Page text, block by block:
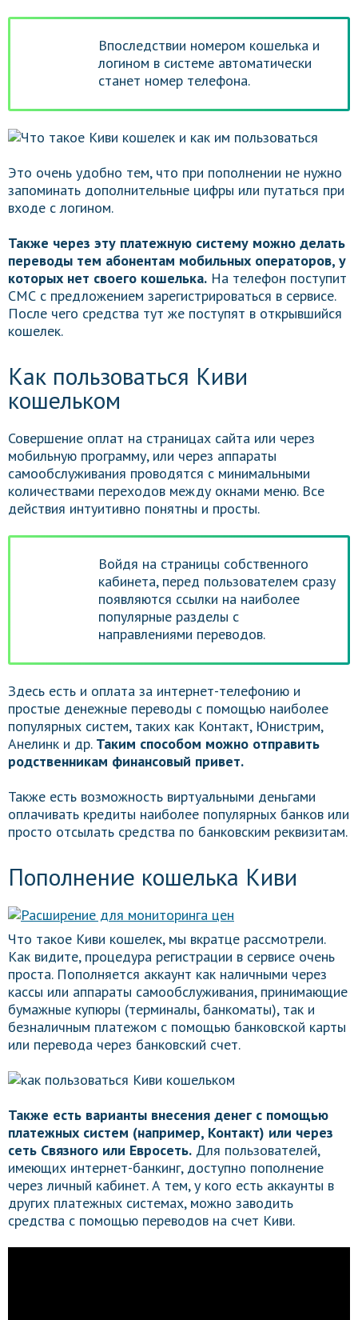
Впоследствии номером кошелька и
логином в системе автоматически
станет номер телефона.
Это очень удобно тем, что при пополнении не нужно
запоминать дополнительные цифры или путаться при
входе с логином.
Также через эту платежную систему можно делать
переводы тем абонентам мобильных операторов, у
которых нет своего кошелька. На телефон поступит
СМС с предложением зарегистрироваться в сервисе.
После чего средства тут же поступят в открывшийся
кошелек.
Как пользоваться Киви
кошельком
Совершение оплат на страницах сайта или через
мобильную программу, или через аппараты
самообслуживания проводятся с минимальными
количествами переходов между окнами меню. Все
действия интуитивно понятны и просты.
Войдя на страницы собственного
кабинета, перед пользователем сразу
появляются ссылки на наиболее
популярные разделы с
направлениями переводов.
Здесь есть и оплата за интернет-телефонию и
простые денежные переводы с помощью наиболее
популярных систем, таких как Контакт, Юнистрим,
Анелинк и др. Таким способом можно отправить
родственникам финансовый привет.
Также есть возможность виртуальными деньгами
оплачивать кредиты наиболее популярных банков или
просто отсылать средства по банковским реквизитам.
Пополнение кошелька Киви
Что такое Киви кошелек, мы вкратце рассмотрели.
Как видите, процедура регистрации в сервисе очень
проста. Пополняется аккаунт как наличными через
кассы или аппараты самообслуживания, принимающие
бумажные купюры (терминалы, банкоматы), так и
безналичным платежом с помощью банковской карты
или перевода через банковский счет.
Также есть варианты внесения денег с помощью
платежных систем (например, Контакт) или через
сеть Связного или Евросеть. Для пользователей,
имеющих интернет-банкинг, доступно пополнение
через личный кабинет. А тем, у кого есть аккаунты в
других платежных системах, можно заводить
средства с помощью переводов на счет Киви.